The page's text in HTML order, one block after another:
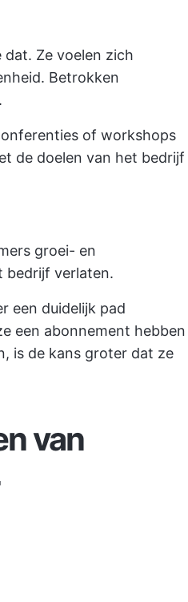
Ze voelen zich
Betrokken
of workshops
de doelen van het bedrijf
groei- en
bedrijf verlaten.
een duidelijk pad
een abonnement hebben
is de kans groter dat ze
van